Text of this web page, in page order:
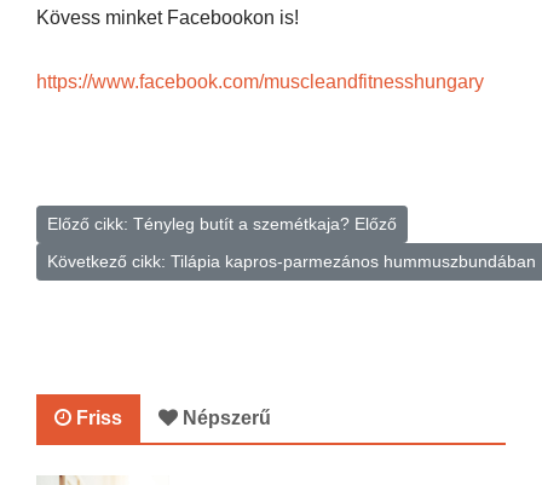
Kövess minket Facebookon is!
https://www.facebook.com/muscleandfitnesshungary
Előző cikk: Tényleg butít a szemétkaja? Előző
Következő cikk: Tilápia kapros-parmezános hummuszbundában
Friss Népszerű